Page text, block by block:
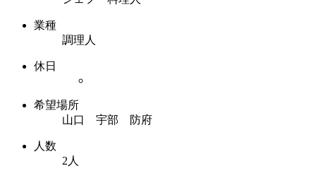
業種
調理人
休日
希望場所
山口 宇部 防府
人数
2人